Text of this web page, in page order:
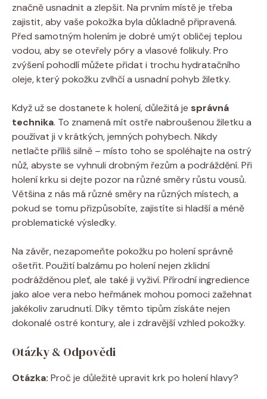
značně usnadnit a zlepšit. Na prvním místě je třeba
zajistit, aby vaše pokožka byla důkladně připravená.
Před samotným holením je dobré umýt obličej teplou
vodou, aby se otevřely póry a vlasové folikuly. Pro
zvýšení pohodlí můžete přidat i trochu hydratačního
oleje, který pokožku zvlhčí a usnadní pohyb žiletky.
Když už se dostanete k holení, důležitá je správná
technika. To znamená mít ostře nabroušenou žiletku a
používat ji v krátkých, jemných pohybech. Nikdy
netlačte příliš silně – místo toho se spoléhajte na ostrý
nůž, abyste se vyhnuli drobným řezům a podráždění. Při
holení krku si dejte pozor na různé směry růstu vousů.
Většina z nás má různé směry na různých místech, a
pokud se tomu přizpůsobíte, zajistíte si hladší a méně
problematické výsledky.
Na závěr, nezapomeňte pokožku po holení správně
ošetřit. Použití balzámu po holení nejen zklidní
podrážděnou pleť, ale také ji vyživí. Přírodní ingredience
jako aloe vera nebo heřmánek mohou pomoci zažehnat
jakékoliv zarudnutí. Díky těmto tipům získáte nejen
dokonalé ostré kontury, ale i zdravější vzhled pokožky.
Otázky & Odpovědi
Otázka: Proč je důležité upravit krk po holení hlavy?